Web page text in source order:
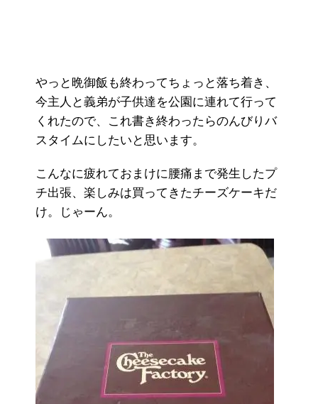
やっと晩御飯も終わってちょっと落ち着き、
今主人と義弟が子供達を公園に連れて行って
くれたので、これ書き終わったらのんびりバ
スタイムにしたいと思います。
こんなに疲れておまけに腰痛まで発生したプ
チ出張、楽しみは買ってきたチーズケーキだ
け。じゃーん。